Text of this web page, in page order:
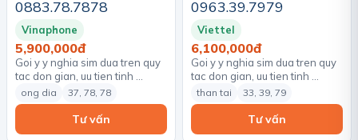
0883.78.7878
Vinaphone
5,900,000đ
Goi y y nghia sim dua tren quy
tac don gian, uu tien tinh …
ong dia 37, 78, 78
Tư vấn
0963.39.7979
Viettel
6,100,000đ
Goi y y nghia sim dua tren quy
tac don gian, uu tien tinh …
than tai 33, 39, 79
Tư vấn